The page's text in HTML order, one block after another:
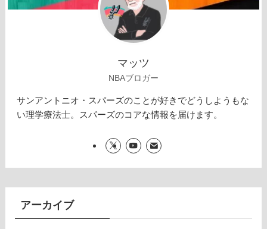
マッツ
NBAブロガー
サンアントニオ・スパーズのことが好きでどうしようもな
い理学療法士。スパーズのコアな情報を届けます。
アーカイブ